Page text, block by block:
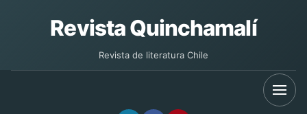
Revista Quinchamalí
Revista de literatura Chile